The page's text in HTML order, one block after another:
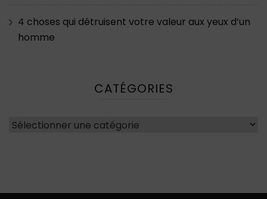
4 choses qui détruisent votre valeur aux yeux d’un
homme
CATÉGORIES
Catégories